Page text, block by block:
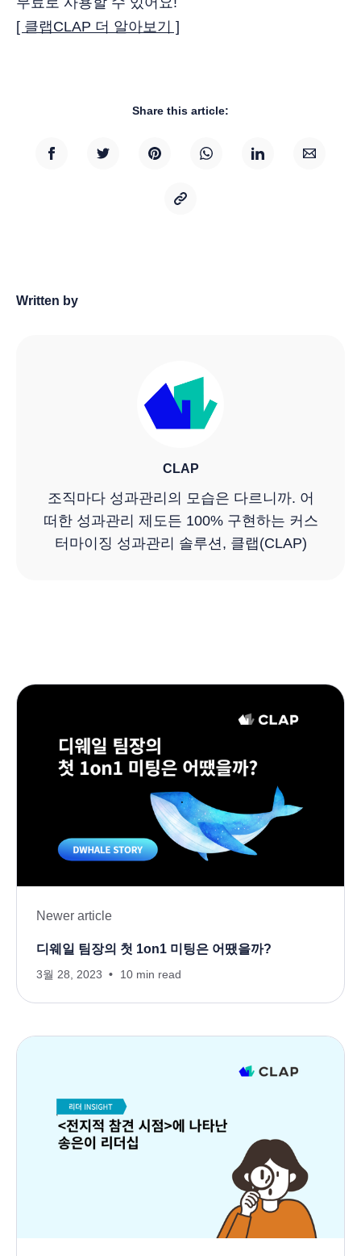
[ 클랩CLAP 더 알아보기 ]
Share this article:
Written by
CLAP
조직마다 성과관리의 모습은 다르니까. 어
떠한 성과관리 제도든 100% 구현하는 커스
터마이징 성과관리 솔루션, 클랩(CLAP)
Newer article
디웨일 팀장의 첫 1on1 미팅은 어땠을까?
3월 28, 2023 10 min read